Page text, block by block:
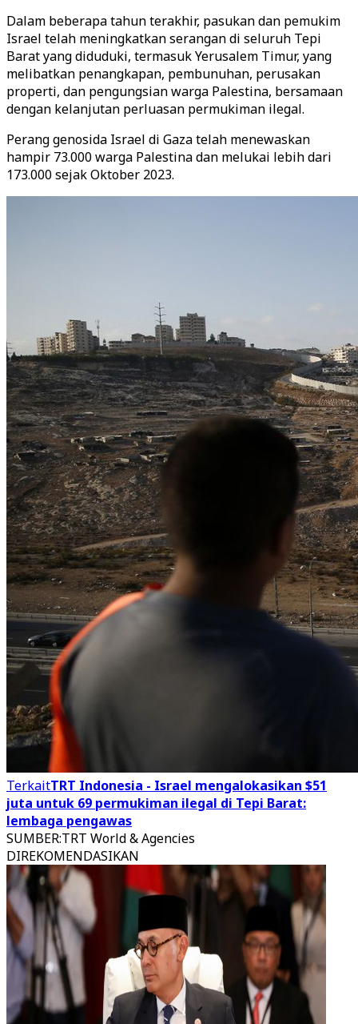
Dalam beberapa tahun terakhir, pasukan dan pemukim
Israel telah meningkatkan serangan di seluruh Tepi
Barat yang diduduki, termasuk Yerusalem Timur, yang
melibatkan penangkapan, pembunuhan, perusakan
properti, dan pengungsian warga Palestina, bersamaan
dengan kelanjutan perluasan permukiman ilegal.
Perang genosida Israel di Gaza telah menewaskan
hampir 73.000 warga Palestina dan melukai lebih dari
173.000 sejak Oktober 2023.
TerkaitTRT Indonesia - Israel mengalokasikan $51
juta untuk 69 permukiman ilegal di Tepi Barat:
lembaga pengawas
SUMBER:TRT World & Agencies
DIREKOMENDASIKAN